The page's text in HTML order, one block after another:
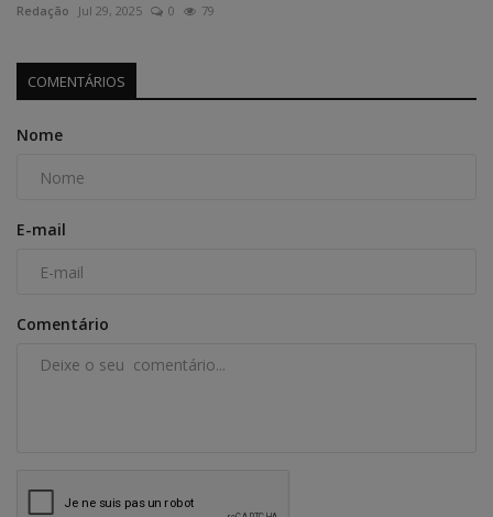
Redação Jul 29, 2025 0 79
COMENTÁRIOS
Nome
E-mail
Comentário